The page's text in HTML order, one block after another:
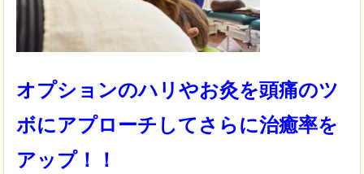
オプションのハリやお灸を頭痛のツ
ボにアプローチして さらに治癒率を
アップ！！